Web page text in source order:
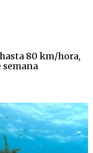
80 km/hora,
semana